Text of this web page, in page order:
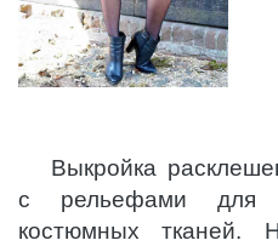
Выкройка
с рельефами для
костюмных тканей.